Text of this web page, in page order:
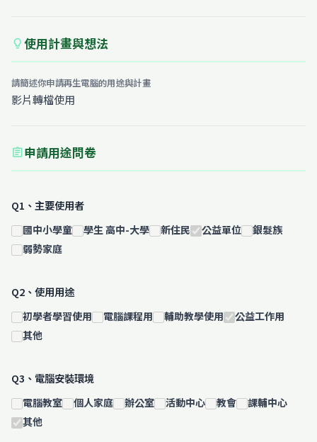
lightbulb 使用計畫與想法
請簡述你申請再生電腦的用途與計畫
影片轉檔使用
assignment申請用途問卷
Q1、主要使用者
國中小學童 學生 高中-大學 新住民 公益單位
銀髮族
弱勢家庭
Q2、使用用途
初學者學習使用 電腦課程用 輔助教學使用
公益工作用
其他
Q3、電腦安裝環境
電腦教室 個人家庭 辦公室 活動中心 教會
課輔中心
其他